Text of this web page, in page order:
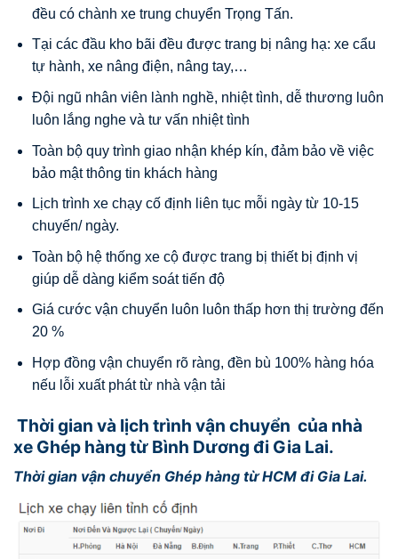
đều có chành xe trung chuyển Trọng Tấn.
Tại các đầu kho bãi đều được trang bị nâng hạ: xe cẩu
tự hành, xe nâng điện, nâng tay,…
Đội ngũ nhân viên lành nghề, nhiệt tình, dễ thương luôn
luôn lắng nghe và tư vấn nhiệt tình
Toàn bộ quy trình giao nhận khép kín, đảm bảo về việc
bảo mật thông tin khách hàng
Lịch trình xe chạy cố định liên tục mỗi ngày từ 10-15
chuyến/ ngày.
Toàn bộ hệ thống xe cộ được trang bị thiết bị định vị
giúp dễ dàng kiểm soát tiến độ
Giá cước vận chuyển luôn luôn thấp hơn thị trường đến
20 %
Hợp đồng vận chuyển rõ ràng, đền bù 100% hàng hóa
nếu lỗi xuất phát từ nhà vận tải
Thời gian và lịch trình vận chuyển của nhà
xe Ghép hàng từ Bình Dương đi Gia Lai.
Thời gian vận chuyển Ghép hàng từ HCM đi Gia Lai.